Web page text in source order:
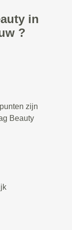
in
?
zijn
Beauty